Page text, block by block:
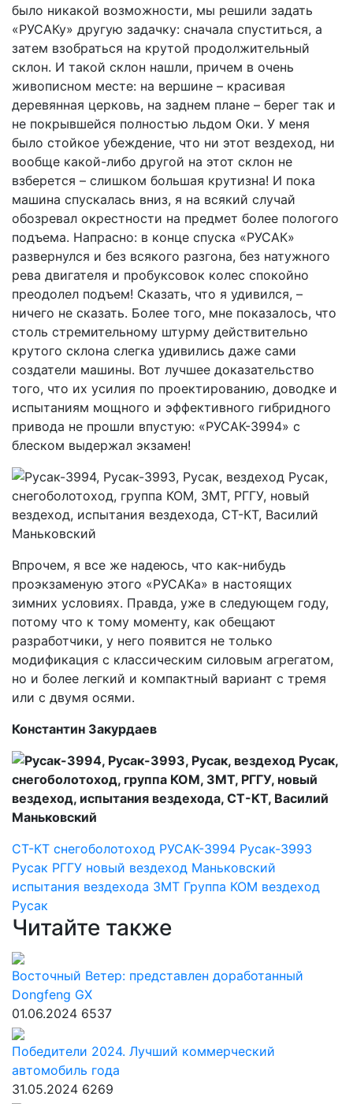
было никакой возможности, мы решили задать
«РУСАКу» другую задачку: сначала спуститься, а
затем взобраться на крутой продолжительный
склон. И такой склон нашли, причем в очень
живописном месте: на вершине – красивая
деревянная церковь, на заднем плане – берег так и
не покрывшейся полностью льдом Оки. У меня
было стойкое убеждение, что ни этот вездеход, ни
вообще какой-либо другой на этот склон не
взберется – слишком большая крутизна! И пока
машина спускалась вниз, я на всякий случай
обозревал окрестности на предмет более пологого
подъема. Напрасно: в конце спуска «РУСАК»
развернулся и без всякого разгона, без натужного
рева двигателя и пробуксовок колес спокойно
преодолел подъем! Сказать, что я удивился, –
ничего не сказать. Более того, мне показалось, что
столь стремительному штурму действительно
крутого склона слегка удивились даже сами
создатели машины. Вот лучшее доказательство
того, что их усилия по проектированию, доводке и
испытаниям мощного и эффективного гибридного
привода не прошли впустую: «РУСАК-3994» с
блеском выдержал экзамен!
Впрочем, я все же надеюсь, что как-нибудь
проэкзаменую этого «РУСАКа» в настоящих
зимних условиях. Правда, уже в следующем году,
потому что к тому моменту, как обещают
разработчики, у него появится не только
модификация с классическим силовым агрегатом,
но и более легкий и компактный вариант с тремя
или с двумя осями.
Константин Закурдаев
СТ-КТ снегоболотоход РУСАК-3994 Русак-3993
Русак РГГУ новый вездеход Маньковский
испытания вездехода ЗМТ Группа КОМ вездеход
Русак
Читайте также
Восточный Ветер: представлен доработанный
Dongfeng GX
01.06.2024 6537
Победители 2024. Лучший коммерческий
автомобиль года
31.05.2024 6269